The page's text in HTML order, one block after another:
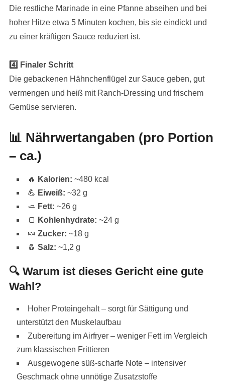
Die restliche Marinade in eine Pfanne abseihen und bei
hoher Hitze etwa 5 Minuten kochen, bis sie eindickt und
zu einer kräftigen Sauce reduziert ist.
4️⃣ Finaler Schritt
Die gebackenen Hähnchenflügel zur Sauce geben, gut
vermengen und heiß mit Ranch-Dressing und frischem
Gemüse servieren.
📊 Nährwertangaben (pro Portion
– ca.)
🔥 Kalorien: ~480 kcal
💪 Eiweiß: ~32 g
🧈 Fett: ~26 g
🍞 Kohlenhydrate: ~24 g
🍬 Zucker: ~18 g
🧂 Salz: ~1,2 g
🔍 Warum ist dieses Gericht eine gute
Wahl?
Hoher Proteingehalt – sorgt für Sättigung und
unterstützt den Muskelaufbau
Zubereitung im Airfryer – weniger Fett im Vergleich
zum klassischen Frittieren
Ausgewogene süß-scharfe Note – intensiver
Geschmack ohne unnötige Zusatzstoffe